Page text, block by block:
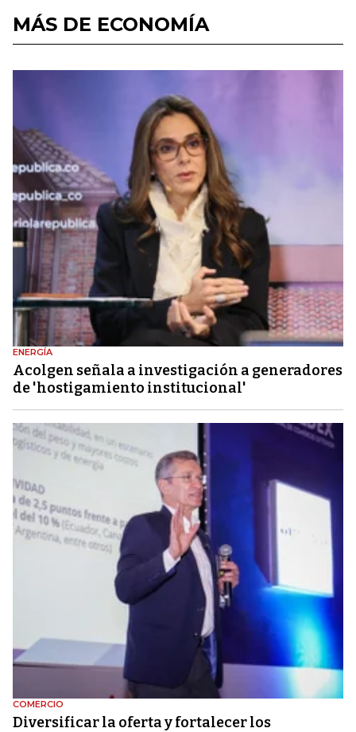
MÁS DE ECONOMÍA
ENERGÍA
Acolgen señala a investigación a generadores
de 'hostigamiento institucional'
COMERCIO
Diversificar la oferta y fortalecer los